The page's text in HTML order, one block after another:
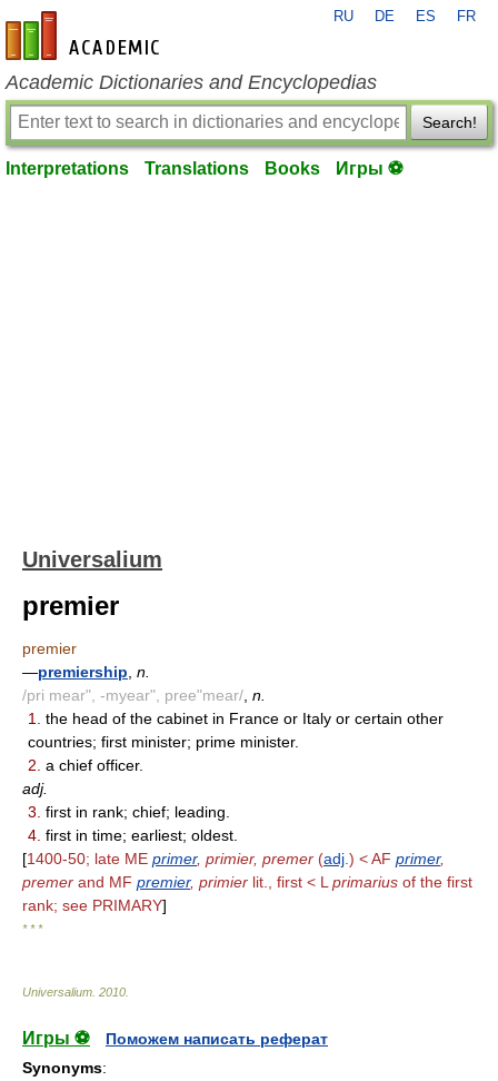
en-academic.com
RU DE ES FR
Academic Dictionaries and Encyclopedias
Search!
Interpretations Translations Books Игры ⚽
Universalium
premier
premier
—premiership n.
/pri mear", -myear", pree"mear/ n.
1.
the head of the cabinet in France or Italy or certain other
countries; first minister; prime minister.
2. a chief officer.
adj.
3. first in rank; chief; leading.
4. first in time; earliest; oldest.
[1400-50; late ME primer, primier, premer (adj .) < AF primer,
premer and MF premier, primier lit., first < L primarius of the first
rank; see PRIMARY]
* * *
Universalium 2010
Игры ⚽
Поможем написать реферат
Synonyms: